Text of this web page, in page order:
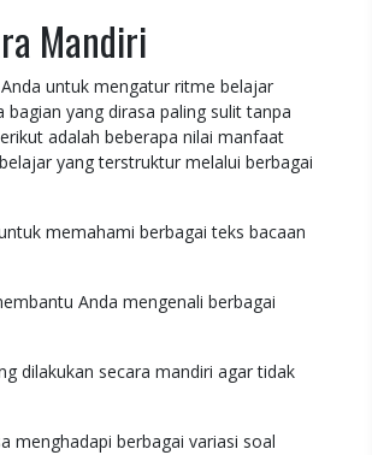
Mandiri
untuk mengatur ritme belajar
yang dirasa paling sulit tanpa
adalah beberapa nilai manfaat
yang terstruktur melalui berbagai
memahami berbagai teks bacaan
Anda mengenali berbagai
dilakukan secara mandiri agar tidak
menghadapi berbagai variasi soal